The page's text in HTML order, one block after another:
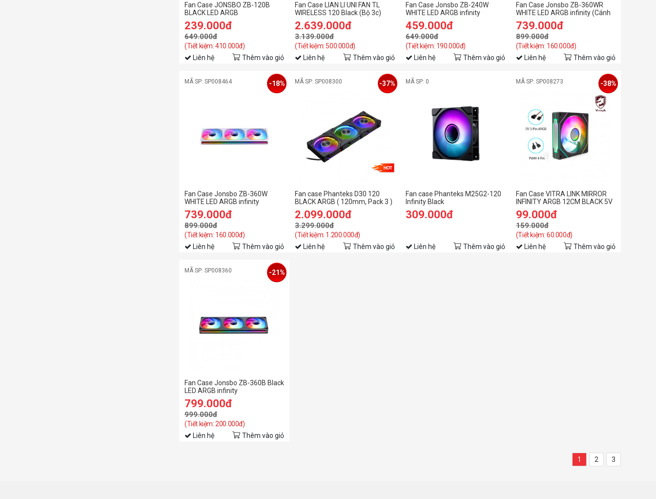
Fan Case JONSBO ZB-120B
BLACK LED ARGB
239.000đ
649.000đ
(Tiết kiệm: 410.000đ)
Liên hệ Thêm vào giỏ
Fan Case LIAN LI UNI FAN TL
WIRELESS 120 Black (Bộ 3c)
2.639.000đ
3.139.000đ
(Tiết kiệm: 500.000đ)
Liên hệ Thêm vào giỏ
Fan Case Jonsbo ZB-240W
WHITE LED ARGB infinity
459.000đ
649.000đ
(Tiết kiệm: 190.000đ)
Liên hệ Thêm vào giỏ
Fan Case Jonsbo ZB-360WR
WHITE LED ARGB infinity (Cánh
ngược)
739.000đ
899.000đ
(Tiết kiệm: 160.000đ)
Liên hệ Thêm vào giỏ
MÃ SP: SP008464
Fan Case Jonsbo ZB-360W
WHITE LED ARGB infinity
739.000đ
899.000đ
(Tiết kiệm: 160.000đ)
-18%
Liên hệ Thêm vào giỏ
MÃ SP: SP008300
Fan case Phanteks D30 120
BLACK ARGB ( 120mm, Pack 3 )
2.099.000đ
3.299.000đ
(Tiết kiệm: 1.200.000đ)
-37%
Liên hệ Thêm vào giỏ
MÃ SP: 0
Fan case Phanteks M25G2-120
Infinity Black
309.000đ
Liên hệ Thêm vào giỏ
MÃ SP: SP008273
Fan Case VITRA LINK MIRROR
INFINITY ARGB 12CM BLACK 5V
3PIN PWM
99.000đ
159.000đ
(Tiết kiệm: 60.000đ)
-38%
Liên hệ Thêm vào giỏ
MÃ SP: SP008360
Fan Case Jonsbo ZB-360B Black
LED ARGB infinity
799.000đ
999.000đ
(Tiết kiệm: 200.000đ)
-21%
Liên hệ Thêm vào giỏ
1 2 3